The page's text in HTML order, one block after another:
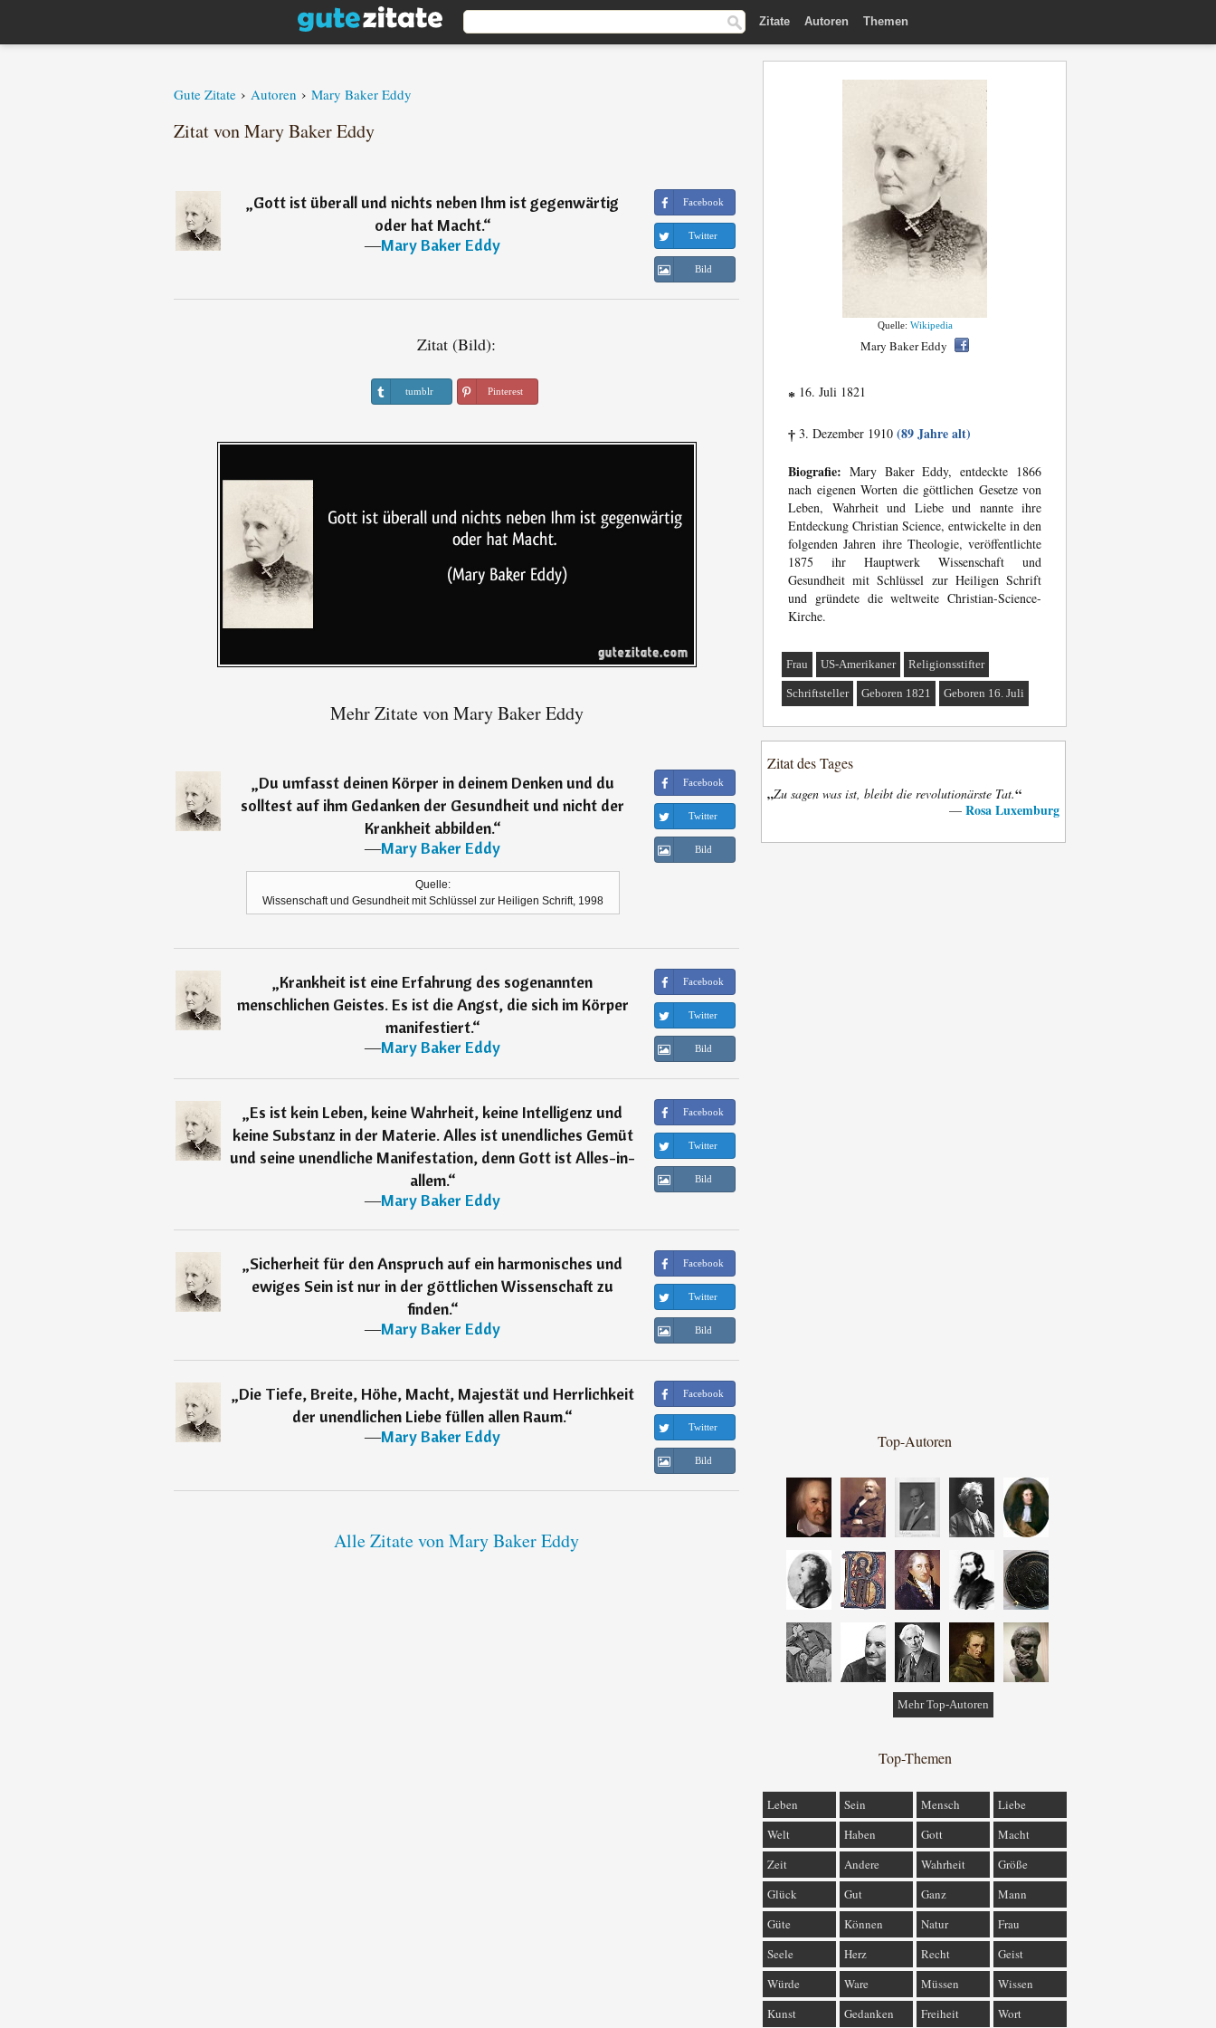
Zitate Autoren Themen
Gute Zitate › Autoren › Mary Baker Eddy
Zitat von Mary Baker Eddy
„Gott ist überall und nichts neben Ihm ist gegenwärtig
oder hat Macht.“
―Mary Baker Eddy
Facebook
Twitter
Bild
Zitat (Bild):
tumblr Pinterest
Mehr Zitate von Mary Baker Eddy
„Du umfasst deinen Körper in deinem Denken und du
solltest auf ihm Gedanken der Gesundheit und nicht der
Krankheit abbilden.“
―Mary Baker Eddy
Quelle:
Wissenschaft und Gesundheit mit Schlüssel zur Heiligen Schrift, 1998
Facebook
Twitter
Bild
„Krankheit ist eine Erfahrung des sogenannten
menschlichen Geistes. Es ist die Angst, die sich im Körper
manifestiert.“
―Mary Baker Eddy
Facebook
Twitter
Bild
„Es ist kein Leben, keine Wahrheit, keine Intelligenz und
keine Substanz in der Materie. Alles ist unendliches Gemüt
und seine unendliche Manifestation, denn Gott ist Alles-in-
allem.“
―Mary Baker Eddy
Facebook
Twitter
Bild
„Sicherheit für den Anspruch auf ein harmonisches und
ewiges Sein ist nur in der göttlichen Wissenschaft zu
finden.“
―Mary Baker Eddy
Facebook
Twitter
Bild
„Die Tiefe, Breite, Höhe, Macht, Majestät und Herrlichkeit
der unendlichen Liebe füllen allen Raum.“
―Mary Baker Eddy
Facebook
Twitter
Bild
Alle Zitate von Mary Baker Eddy
Quelle: Wikipedia
Mary Baker Eddy
* 16. Juli 1821
† 3. Dezember 1910 (89 Jahre alt)
Biografie: Mary Baker Eddy, entdeckte 1866
nach eigenen Worten die göttlichen Gesetze von
Leben, Wahrheit und Liebe und nannte ihre
Entdeckung Christian Science, entwickelte in den
folgenden Jahren ihre Theologie, veröffentlichte
1875 ihr Hauptwerk Wissenschaft und
Gesundheit mit Schlüssel zur Heiligen Schrift
und gründete die weltweite Christian-Science-
Kirche.
Frau US-Amerikaner Religionsstifter
Schriftsteller Geboren 1821 Geboren 16. Juli
Zitat des Tages
„Zu sagen was ist, bleibt die revolutionärste Tat.“
— Rosa Luxemburg
Top-Autoren
Mehr Top-Autoren
Top-Themen
Leben Sein Mensch
Liebe
Welt
Haben Gott
Macht
Zeit
Andere Wahrheit
Größe
Glück
Gut Ganz
Mann
Güte
Können Natur
Frau
Seele
Herz Recht
Geist
Würde
Ware Müssen
Wissen
Kunst
Gedanken Freiheit Wort